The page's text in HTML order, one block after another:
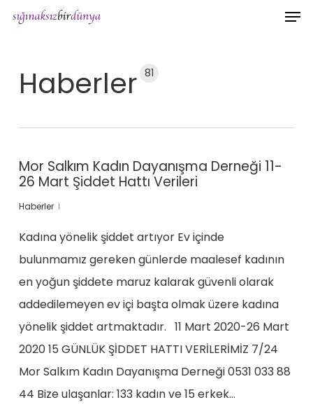
Skip
contentHaberler 81
Mor Salkım Kadın Dayanışma Derneği 11-
26 Mart Şiddet Hattı Verileri
Haberler
Kadına yönelik şiddet artıyor Ev içinde
bulunmamız gereken günlerde maalesef kadının
en yoğun şiddete maruz kalarak güvenli olarak
addedilemeyen ev içi başta olmak üzere kadına
yönelik şiddet artmaktadır. 11 Mart 2020-26 Mart
2020 15 GÜNLÜK ŞİDDET HATTI VERİLERİMİZ 7/24
Mor Salkım Kadın Dayanışma Derneği 0531 033 88
44 Bize ulaşanlar: 133 kadın ve 15 erkek…